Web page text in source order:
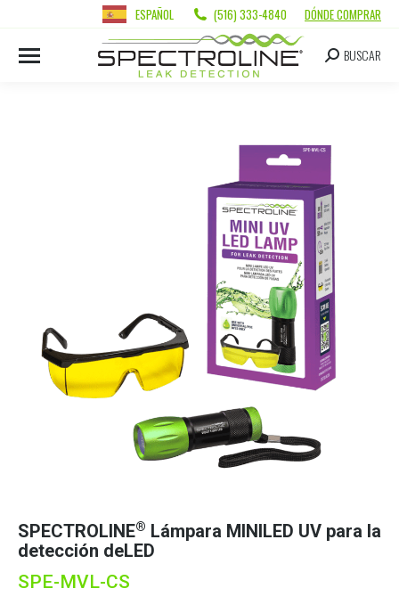
ESPAÑOL (516) 333-4840 DÓNDE COMPRAR
BUSCAR
SPECTROLINE® Lámpara MINILED UV para la
detección deLED
SPE-MVL-CS